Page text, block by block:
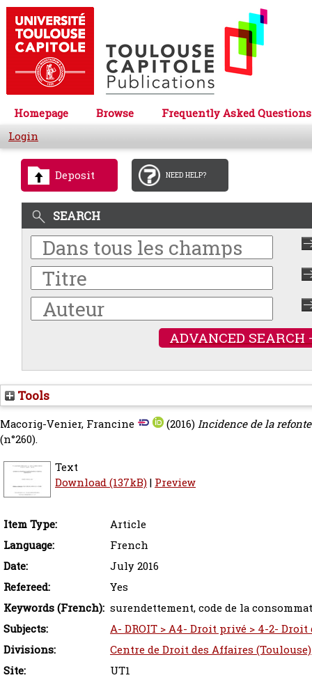
Homepage Browse
Frequently Asked Questions
Login
Deposit NEED HELP?
SEARCH
ADVANCED SEARCH
Tools
Macorig-Venier, Francine (2016)Incidence de la
(n°260).
Text
Download (137kB)| Preview
Item Type:
Article
Language:
French
Date:
July 2016
Refereed:
Yes
Keywords (French): surendettement, code de la
Subjects:
A- DROIT > A4- Droit privé > 4-2-
Divisions:
Centre de Droit des Affaires (Toulouse)
Site:
UT1